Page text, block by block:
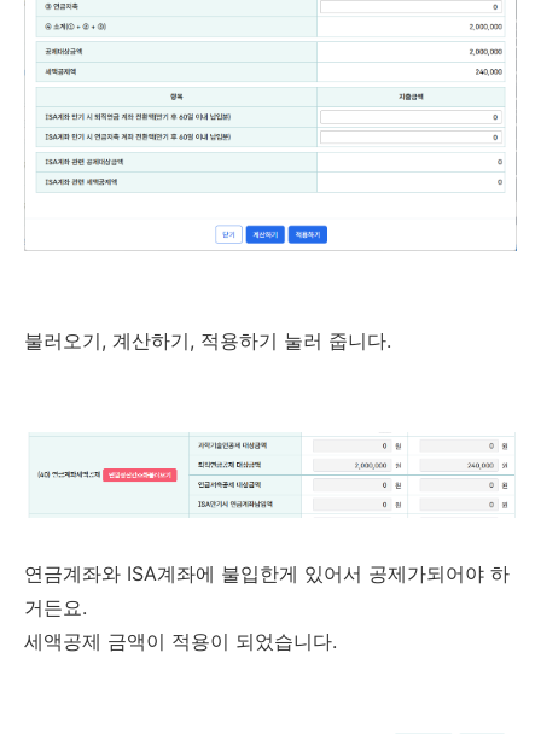
불러오기, 계산하기, 적용하기 눌러 줍니다.
연금계좌와 ISA계좌에 불입한게 있어서 공제가되어야 하
거든요.
세액공제 금액이 적용이 되었습니다.